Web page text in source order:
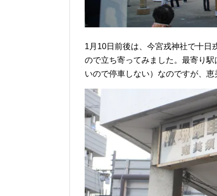
1月10日前後は、今宮戎神社で十日
ので立ち寄ってみました。最寄り
いので停車しない）なのですが、